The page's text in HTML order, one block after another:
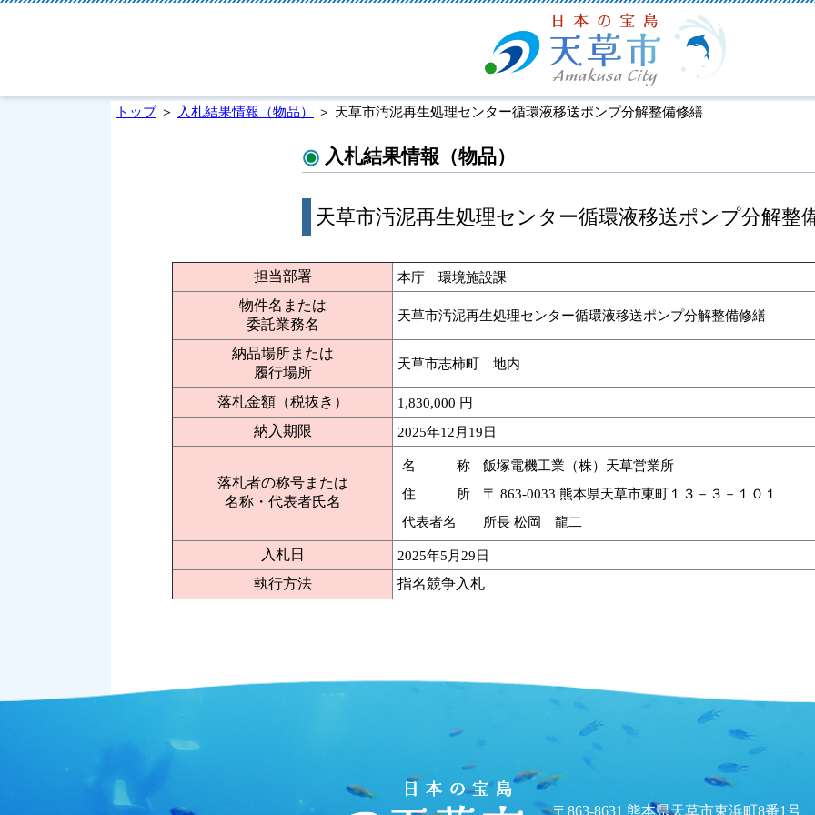
トップ＞ 入札結果情報（物品） ＞ 天草市汚泥再生処理センター循環液移送ポンプ分解整備修繕
入札結果情報（物品）
天草市汚泥再生処理センター循環液移送ポンプ分解整
担当部署
本庁 環境施設課
物件名または
委託業務名
天草市汚泥再生処理センター循環液移送ポンプ分解整備修繕
納品場所または
履行場所
天草市志柿町 地内
落札金額（税抜き）
1,830,000 円
納入期限
2025年12月19日
落札者の称号または
名称・代表者氏名
名 称
飯塚電機工業（株）天草営業所
住 所
〒 863-0033 熊本県天草市東町１３－３－１０１
代表者名
所長 松岡 龍二
入札日
2025年5月29日
執行方法
指名競争入札
〒863-8631 熊本県天草市東浜町8番1号